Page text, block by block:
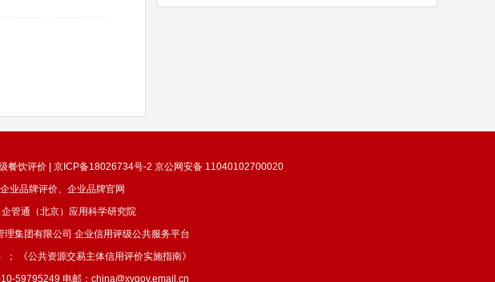
餐饮评价 |
京ICP备18026734号-2 京公网安备 11040102700020
业品牌评价、企业品牌官网
管通（北京）应用科学研究院
集团有限公司 企业信用评级公共服务平台
《公共资源交易主体信用评价实施指南》
59795249 电邮：china@xygov.email.cn